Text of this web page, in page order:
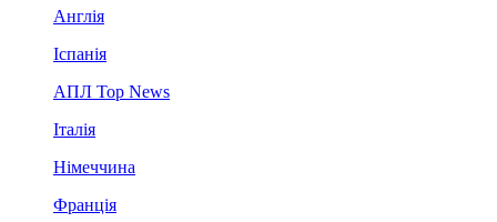
Англія
Іспанія
АПЛ Top News
Італія
Німеччина
Франція